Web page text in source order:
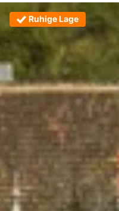
Ruhige Lage